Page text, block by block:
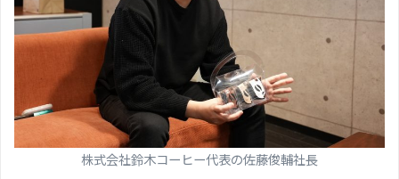
株式会社鈴木コーヒー代表の佐藤俊輔社長